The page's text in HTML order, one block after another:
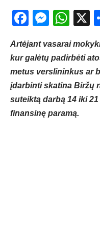
X
Artėjant vasarai
kur galėtų padirbėti
metus verslininkus ar
įdarbinti skatina Biržų
suteiktą darbą 14 iki
finansinę paramą.